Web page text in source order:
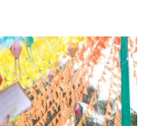
aberto para artistas e